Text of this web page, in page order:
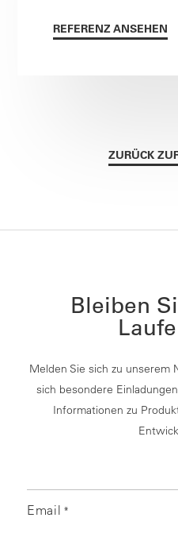
REFERENZ ANSEHEN
ZURÜCK
Bleiben
Melden Sie sich zu unserem
sich besondere
Informationen zu
Email *